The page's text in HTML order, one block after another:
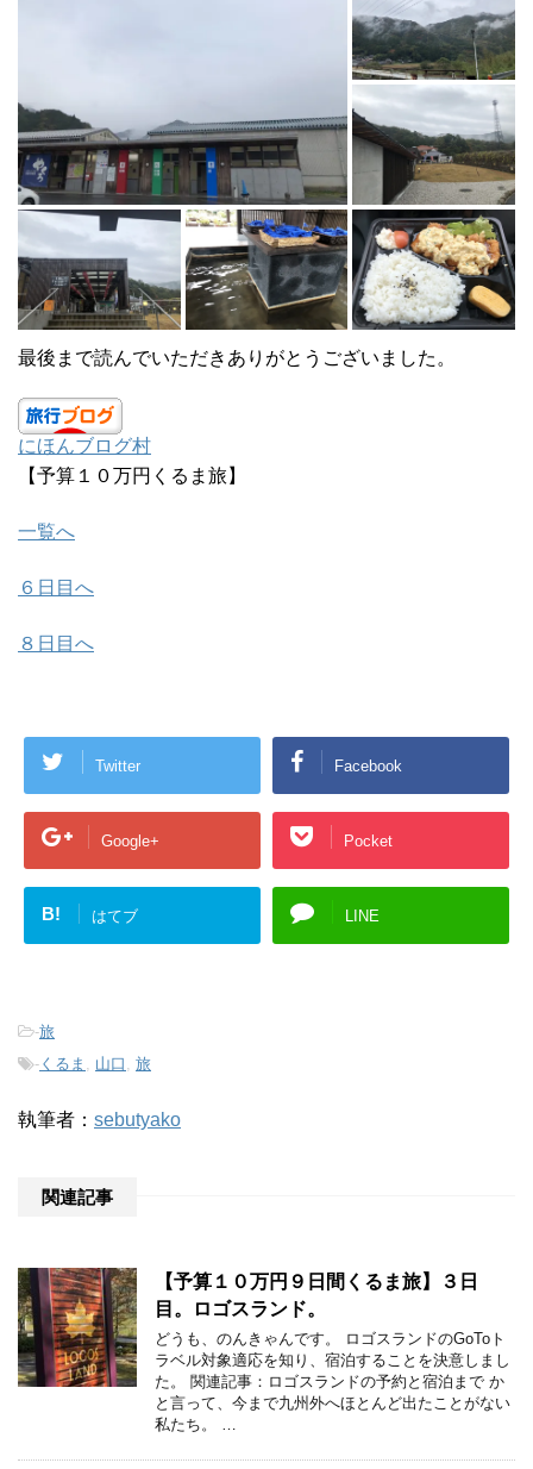
最後まで読んでいただきありがとうございました。
にほんブログ村
【予算１０万円くるま旅】
一覧へ
６日目へ
８日目へ
Twitter Facebook
Google+ Pocket
B! はてブ LINE
-旅
- くるま , 山口 , 旅
執筆者： sebutyako
関連記事
【予算１０万円９日間くるま旅】３日
目。ロゴスランド。
どうも、のんきゃんです。 ロゴスランドのGoToト
ラベル対象適応を知り、宿泊することを決意しまし
た。 関連記事：ロゴスランドの予約と宿泊まで か
と言って、今まで九州外へほとんど出たことがない
私たち。 …